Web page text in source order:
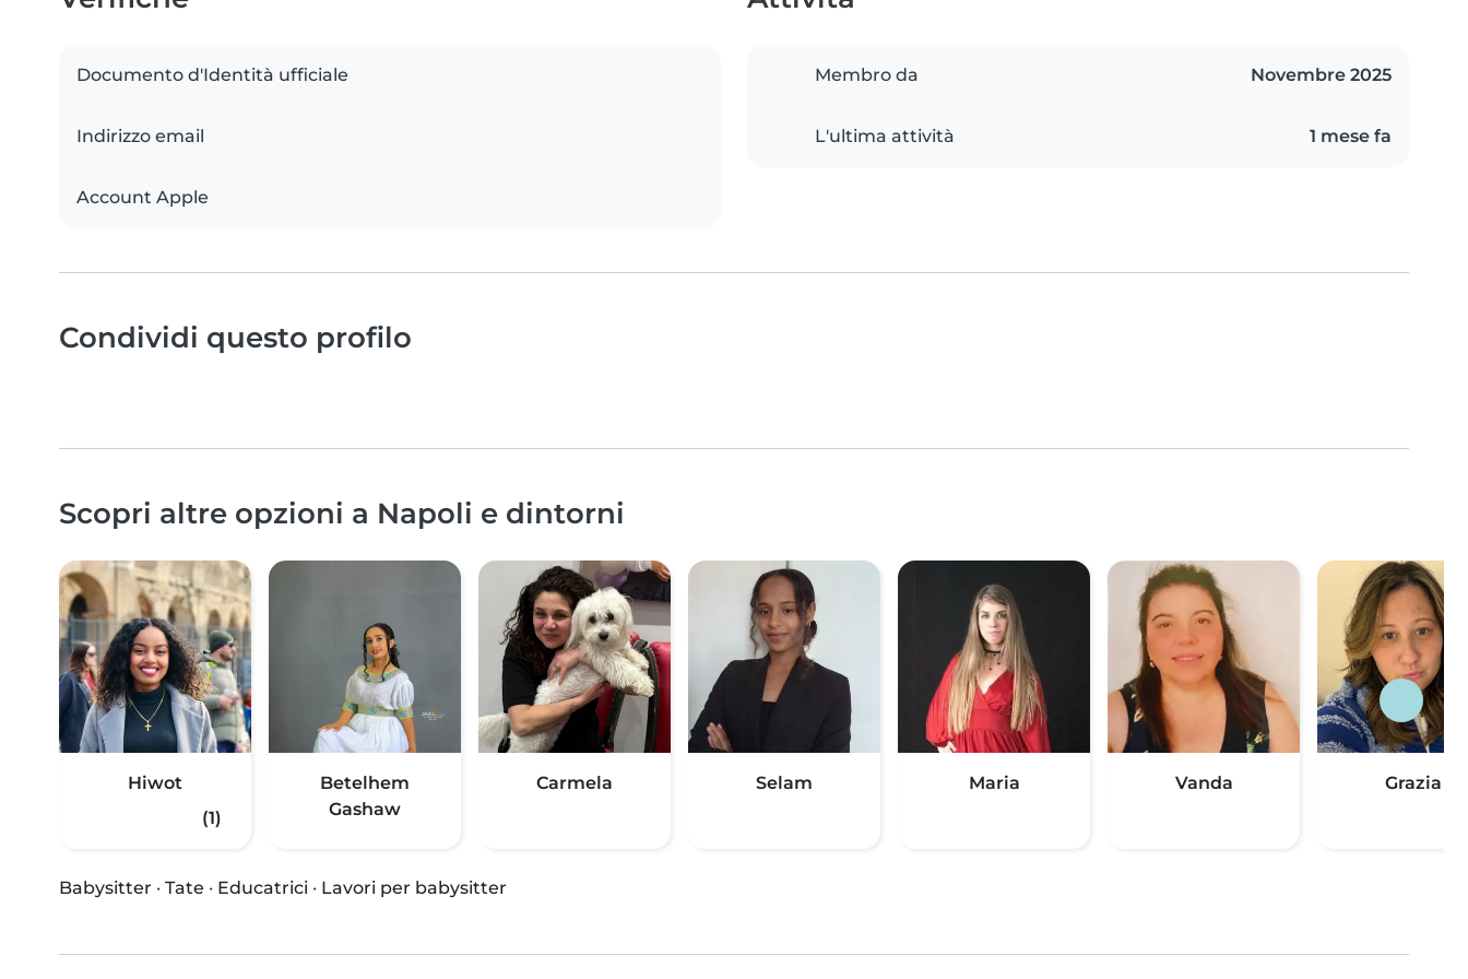
Documento d'Identità ufficiale
Indirizzo email
Account Apple
Membro da Novembre 2025
L'ultima attività 1 mese fa
Condividi questo profilo
Scopri altre opzioni a Napoli e dintorni
Hiwot
(1)
Betelhem
Gashaw
Carmela Selam Maria Vanda Grazia
Babysitter · Tate · Educatrici · Lavori per babysitter